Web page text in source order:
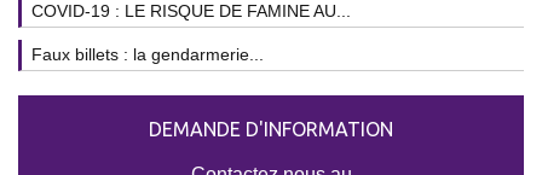
COVID-19 : LE RISQUE DE FAMINE AU...
Faux billets : la gendarmerie...
DEMANDE D'INFORMATION